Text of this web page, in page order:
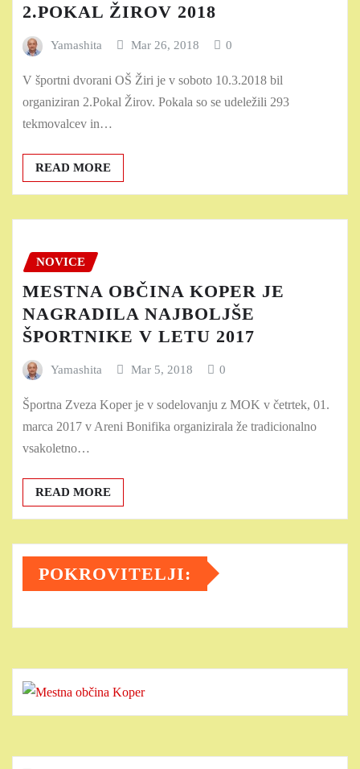
2.POKAL ŽIROV 2018
Yamashita Mar 26, 2018 0
V športni dvorani OŠ Žiri je v soboto 10.3.2018 bil
organiziran 2.Pokal Žirov. Pokala so se udeležili 293
tekmovalcev in…
READ MORE
NOVICE
MESTNA OBČINA KOPER JE
NAGRADILA NAJBOLJŠE
ŠPORTNIKE V LETU 2017
Yamashita Mar 5, 2018 0
Športna Zveza Koper je v sodelovanju z MOK v četrtek, 01.
marca 2017 v Areni Bonifika organizirala že tradicionalno
vsakoletno…
READ MORE
POKROVITELJI: